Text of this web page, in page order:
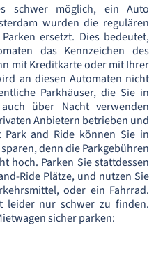
schwer möglich, ein Auto
wurden die regulären
ersetzt. Dies bedeutet,
das Kennzeichen des
mit Kreditkarte oder mit Ihrer
an diesen Automaten nicht
Parkhäuser, die Sie in
über Nacht verwenden
Anbietern betrieben und
and Ride können Sie in
denn die Parkgebühren
hoch. Parken Sie stattdessen
Ride Plätze, und nutzen Sie
oder ein Fahrrad.
leider nur schwer zu finden.
sicher parken: